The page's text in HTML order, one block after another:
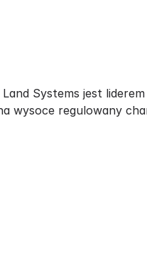
Systems jest
wysoce regulowany